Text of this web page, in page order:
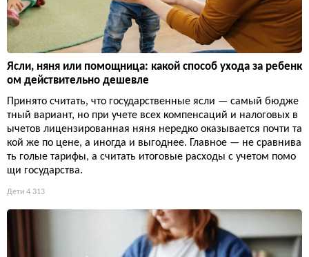
Ясли, няня или помощница: какой способ ухода за ребенк
ом действительно дешевле
Принято считать, что государственные ясли — самый бюдже
тный вариант, но при учете всех компенсаций и налоговых в
ычетов лицензированная няня нередко оказывается почти та
кой же по цене, а иногда и выгоднее. Главное — не сравнива
ть голые тарифы, а считать итоговые расходы с учетом помо
щи государства.
Дети 4 313